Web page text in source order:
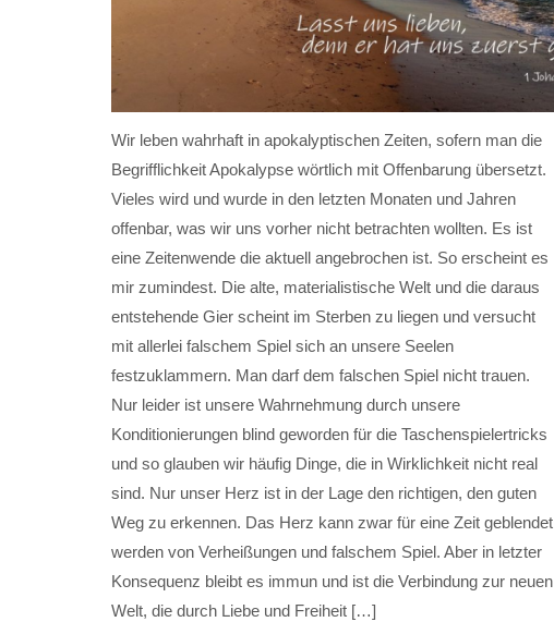
Wir leben wahrhaft in apokalyptischen Zeiten, sofern man die
Begrifflichkeit Apokalypse wörtlich mit Offenbarung übersetzt.
Vieles wird und wurde in den letzten Monaten und Jahren
offenbar, was wir uns vorher nicht betrachten wollten. Es ist
eine Zeitenwende die aktuell angebrochen ist. So erscheint es
mir zumindest. Die alte, materialistische Welt und die daraus
entstehende Gier scheint im Sterben zu liegen und versucht
mit allerlei falschem Spiel sich an unsere Seelen
festzuklammern. Man darf dem falschen Spiel nicht trauen.
Nur leider ist unsere Wahrnehmung durch unsere
Konditionierungen blind geworden für die Taschenspielertricks
und so glauben wir häufig Dinge, die in Wirklichkeit nicht real
sind. Nur unser Herz ist in der Lage den richtigen, den guten
Weg zu erkennen. Das Herz kann zwar für eine Zeit geblendet
werden von Verheißungen und falschem Spiel. Aber in letzter
Konsequenz bleibt es immun und ist die Verbindung zur neuen
Welt, die durch Liebe und Freiheit […]